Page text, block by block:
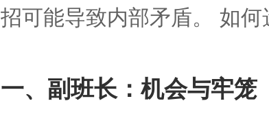
招可能导致内部矛盾。 如何
一、副班长：机会与牢笼